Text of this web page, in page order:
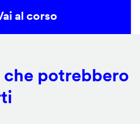
al corso
potrebbero